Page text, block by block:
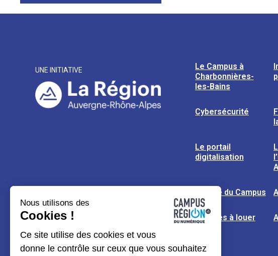
UNE INITIATIVE
Le Campus à
Charbonnières-
les-Bains
Cybersécurité
Le portail
digitalisation
L’usine du Campus
Espaces à louer
Nous utilisons des
Cookies !
Ce site utilise des cookies et vous
donne le contrôle sur ceux que vous souhaitez